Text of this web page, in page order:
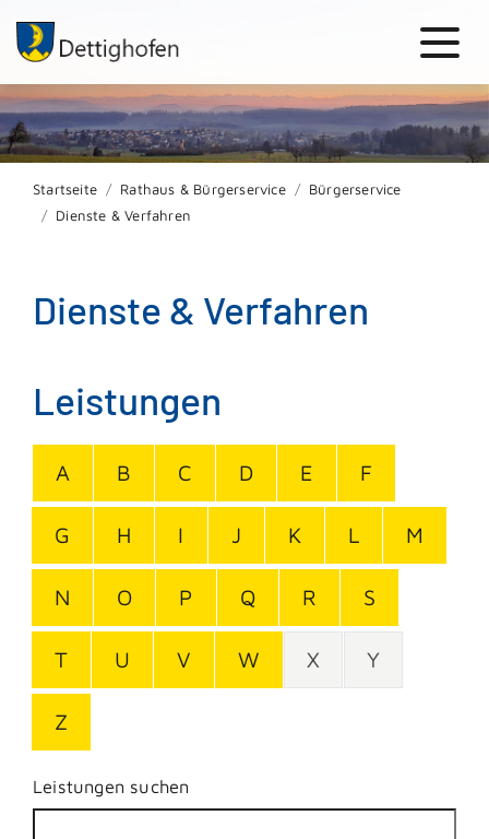
Startseite Rathaus & Bürgerservice
Bürgerservice
Dienste & Verfahren
Dienste & Verfahren
Leistungen
A B C D E F
G H I J K L M
N O P Q R S
T U V W X Y
Z
Leistungen suchen